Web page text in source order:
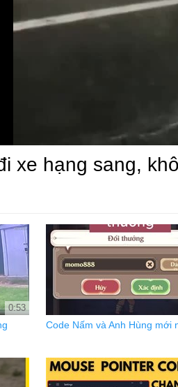
xe hạng sang,
0:53
Code Nấm và Anh Hùng mới